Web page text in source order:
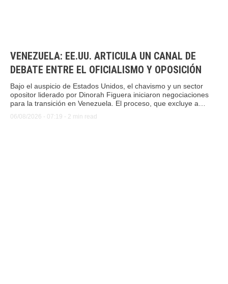
VENEZUELA: EE.UU. ARTICULA UN CANAL DE
DEBATE ENTRE EL OFICIALISMO Y OPOSICIÓN
Bajo el auspicio de Estados Unidos, el chavismo y un sector
opositor liderado por Dinorah Figuera iniciaron negociaciones
para la transición en Venezuela. El proceso, que excluye a
antes de convocar comicios.
06/08/2026 - 07:19 - 2 min read